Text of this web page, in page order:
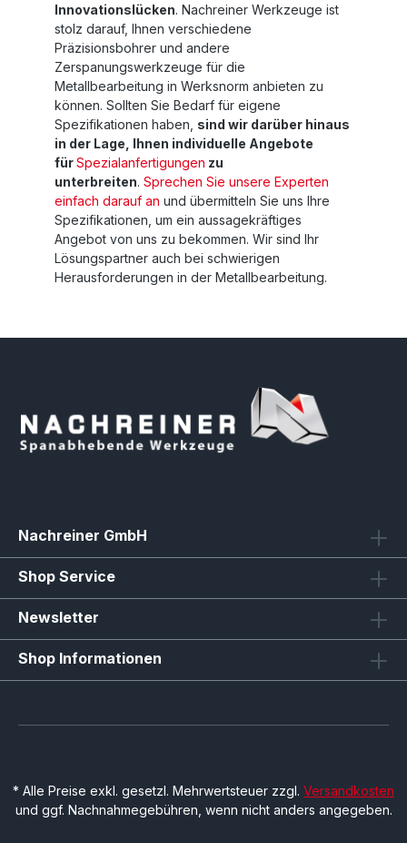
Innovationslücken. Nachreiner Werkzeuge ist
stolz darauf, Ihnen verschiedene
Präzisionsbohrer und andere
Zerspanungswerkzeuge für die
Metallbearbeitung in Werksnorm anbieten zu
können. Sollten Sie Bedarf für eigene
Spezifikationen haben, sind wir darüber hinaus
in der Lage, Ihnen individuelle Angebote
fürSpezialanfertigungen zu
unterbreiten. Sprechen Sie unsere Experten
einfach darauf an und übermitteln Sie uns Ihre
Spezifikationen, um ein aussagekräftiges
Angebot von uns zu bekommen. Wir sind Ihr
Lösungspartner auch bei schwierigen
Herausforderungen in der Metallbearbeitung.
Nachreiner GmbH
Shop Service
Newsletter
Shop Informationen
* Alle Preise exkl. gesetzl. Mehrwertsteuer zzgl. Versandkosten
und ggf. Nachnahmegebühren, wenn nicht anders angegeben.